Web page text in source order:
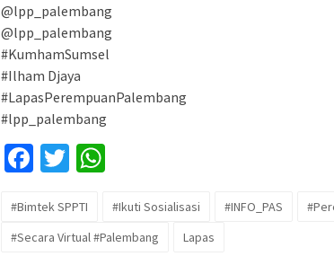
@lpp_palembang
@lpp_palembang
#KumhamSumsel
#Ilham Djaya
#LapasPerempuanPalembang
#lpp_palembang
Facebook
Twitter
#Bimtek SPPTI #Ikuti Sosialisasi #INFO_PAS
#Secara Virtual #Palembang
Lapas